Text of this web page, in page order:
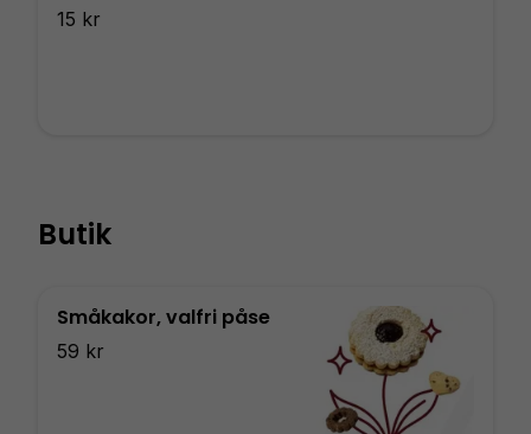
15 kr
Butik
Småkakor, valfri påse
59 kr